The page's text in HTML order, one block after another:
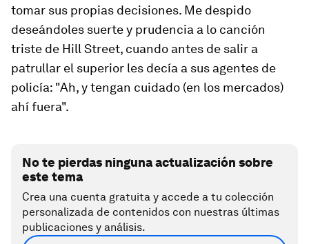
tomar sus propias decisiones. Me despido
deseándoles suerte y prudencia a lo canción
triste de Hill Street, cuando antes de salir a
patrullar el superior les decía a sus agentes de
policía: "Ah, y tengan cuidado (en los mercados)
ahí fuera".
No te pierdas ninguna actualización sobre
este tema
Crea una cuenta gratuita y accede a tu colección
personalizada de contenidos con nuestras últimas
publicaciones y análisis.